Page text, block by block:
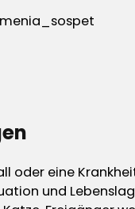
oder eine
und